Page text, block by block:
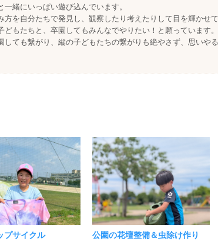
緒にいっぱい遊び込んでいます。
方を自分たちで発見し、観察したり考えたりして目を輝かせ
どもたちと、卒園してもみんなでやりたい！と願っています
しても繋がり、縦の子どもたちの繋がりも絶やさず、思いや
プサイクル 公園の花壇整備＆虫除け作り